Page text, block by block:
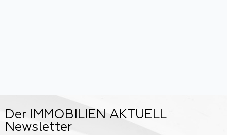
Der IMMOBILIEN AKTUELL
Newsletter